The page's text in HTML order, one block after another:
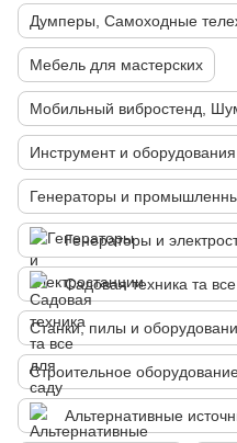
Думперы, Самоходные
Мебель для мастерских
Мобильный вибростенд,
Инструмент и
Генераторы и
Генераторы и
Садовая техника та
Станки, пилы и
Строительное
Альтернативные